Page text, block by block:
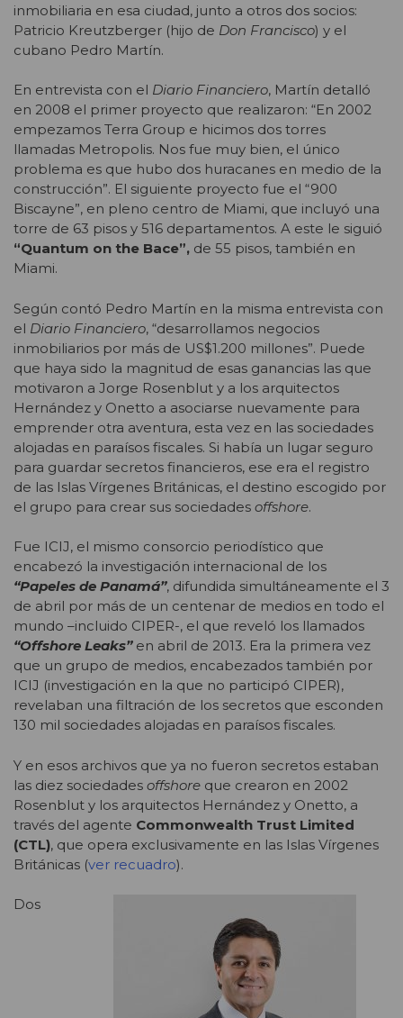
inmobiliaria en esa ciudad, junto a otros dos socios:
Patricio Kreutzberger (hijo de Don Francisco) y el
cubano Pedro Martín.
En entrevista con el Diario Financiero, Martín detalló
en 2008 el primer proyecto que realizaron: “En 2002
empezamos Terra Group e hicimos dos torres
llamadas Metropolis. Nos fue muy bien, el único
problema es que hubo dos huracanes en medio de la
construcción”. El siguiente proyecto fue el “900
Biscayne”, en pleno centro de Miami, que incluyó una
torre de 63 pisos y 516 departamentos. A este le siguió
“Quantum on the Bace”, de 55 pisos, también en
Miami.
Según contó Pedro Martín en la misma entrevista con
el Diario Financiero, “desarrollamos negocios
inmobiliarios por más de US$1.200 millones”. Puede
que haya sido la magnitud de esas ganancias las que
motivaron a Jorge Rosenblut y a los arquitectos
Hernández y Onetto a asociarse nuevamente para
emprender otra aventura, esta vez en las sociedades
alojadas en paraísos fiscales. Si había un lugar seguro
para guardar secretos financieros, ese era el registro
de las Islas Vírgenes Británicas, el destino escogido por
el grupo para crear sus sociedades offshore.
Fue ICIJ, el mismo consorcio periodístico que
encabezó la investigación internacional de los
“Papeles de Panamá”, difundida simultáneamente el 3
de abril por más de un centenar de medios en todo el
mundo –incluido CIPER-, el que reveló los llamados
“Offshore Leaks” en abril de 2013. Era la primera vez
que un grupo de medios, encabezados también por
ICIJ (investigación en la que no participó CIPER),
revelaban una filtración de los secretos que esconden
130 mil sociedades alojadas en paraísos fiscales.
Y en esos archivos que ya no fueron secretos estaban
las diez sociedades offshore que crearon en 2002
Rosenblut y los arquitectos Hernández y Onetto, a
través del agente Commonwealth Trust Limited
(CTL), que opera exclusivamente en las Islas Vírgenes
Británicas (ver recuadro).
Dos